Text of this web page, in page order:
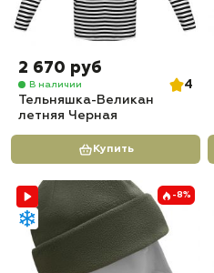
2 670 руб
В наличии
4
Тельняшка-Великан
летняя Черная
Купить
-8%